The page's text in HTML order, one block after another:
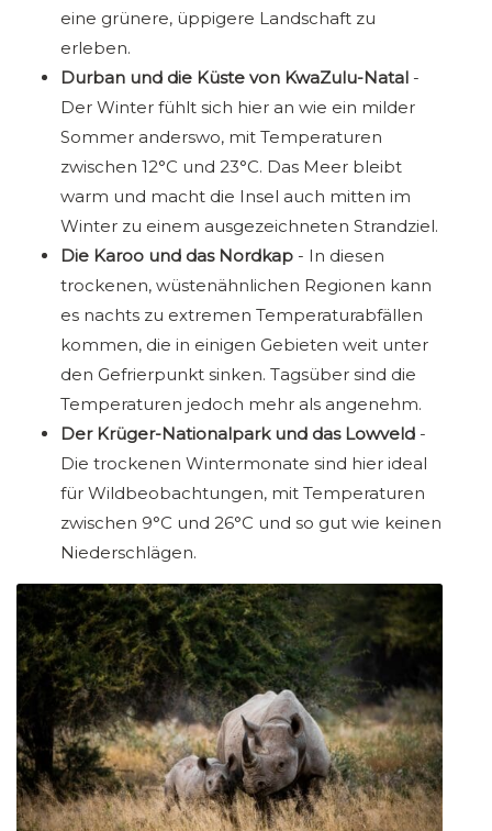
eine grünere, üppigere Landschaft zu
erleben.
Durban und die Küste von KwaZulu-Natal -
Der Winter fühlt sich hier an wie ein milder
Sommer anderswo, mit Temperaturen
zwischen 12°C und 23°C. Das Meer bleibt
warm und macht die Insel auch mitten im
Winter zu einem ausgezeichneten Strandziel.
Die Karoo und das Nordkap - In diesen
trockenen, wüstenähnlichen Regionen kann
es nachts zu extremen Temperaturabfällen
kommen, die in einigen Gebieten weit unter
den Gefrierpunkt sinken. Tagsüber sind die
Temperaturen jedoch mehr als angenehm.
Der Krüger-Nationalpark und das Lowveld -
Die trockenen Wintermonate sind hier ideal
für Wildbeobachtungen, mit Temperaturen
zwischen 9°C und 26°C und so gut wie keinen
Niederschlägen.